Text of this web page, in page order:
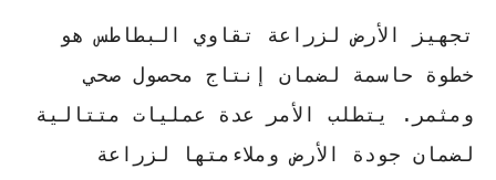
تجهيز الأرضلزراعة تقاوي البطاطس هو
خطوة حاسمة لضمان إنتاج محصول صحي
ومثمر. يتطلب الأمر عدة عمليات متتالية
لضمان جودة الأرض وملاءمتها لزراعة